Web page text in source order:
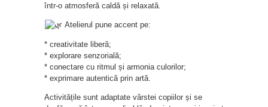
într-o atmosferă caldă și relaxată.
Atelierul pune accent pe:
* creativitate liberă;
* explorare senzorială;
* conectare cu ritmul și armonia culorilor;
* exprimare autentică prin artă.
Activitățile sunt adaptate vârstei copiilor și se